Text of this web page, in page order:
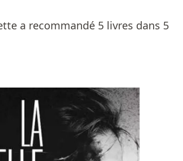
a recommandé 5 livres dans 5